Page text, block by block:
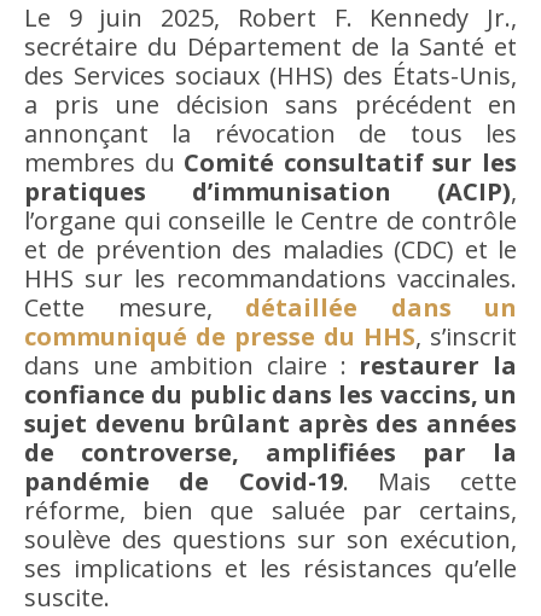
Le 9 juin 2025, Robert F. Kennedy Jr.,
secrétaire du Département de la Santé et
des Services sociaux (HHS) des États-Unis,
a pris une décision sans précédent en
annonçant la révocation de tous les
membres du Comité consultatif sur les
pratiques d’immunisation (ACIP),
l’organe qui conseille le Centre de contrôle
et de prévention des maladies (CDC) et le
HHS sur les recommandations vaccinales.
Cette mesure, détaillée dans un
communiqué de presse du HHS, s’inscrit
dans une ambition claire : restaurer la
confiance du public dans les vaccins, un
sujet devenu brûlant après des années
de controverse, amplifiées par la
pandémie de Covid-19. Mais cette
réforme, bien que saluée par certains,
soulève des questions sur son exécution,
ses implications et les résistances qu’elle
suscite.